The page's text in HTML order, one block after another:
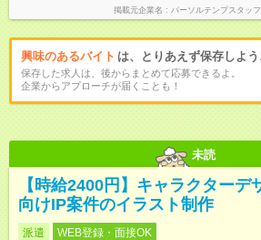
掲載元企業名 パーソルテンプスタッ
興味のあるバイト は、とりあえず保存しよう
保存した求人は、後からまとめて応募できるよ。
企業からアプローチが届くことも！
未読
【時給2400円】キャラクターデ
向けIP案件のイラスト制作
派遣 WEB登録・面接OK